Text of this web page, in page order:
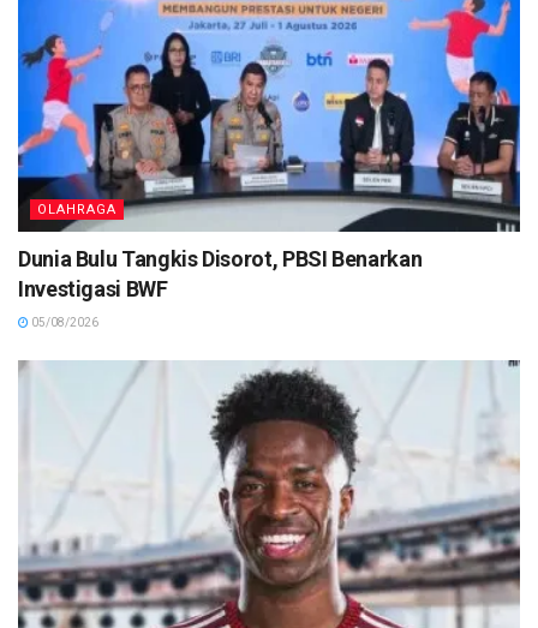
OLAHRAGA
Dunia Bulu Tangkis Disorot, PBSI Benarkan
Investigasi BWF
05/08/2026